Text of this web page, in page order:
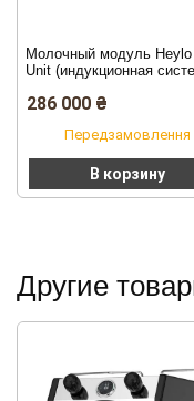
Молочный модуль Heylo
Unit (индукционная
286 000 ₴
Передзамовлення
В корзину
Другие